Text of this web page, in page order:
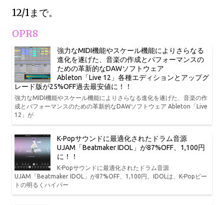
12/1まで。
OPR8
強力なMIDI機能やスケール機能によりさらなる
進化を遂げた、音楽の作成とパフォーマンスの
ための革新的なDAWソフトウェア
Ableton「Live 12」各種エディションとアップグ
レード版が25%OFF過去最安値に！！
強力なMIDI機能やスケール機能によりさらなる進化を遂げた、音楽の作
成とパフォーマンスのための革新的なDAWソフトウェア Ableton「Live
12」が
K-Popサウンドに最適化されたドラム音源
UJAM「Beatmaker IDOL」が87%OFF、1,100円
に！！
K-Popサウンドに最適化されたドラム音源
UJAM「Beatmaker IDOL」が87%OFF、1,100円。IDOLは、K-Popビー
トの明るくハイパー